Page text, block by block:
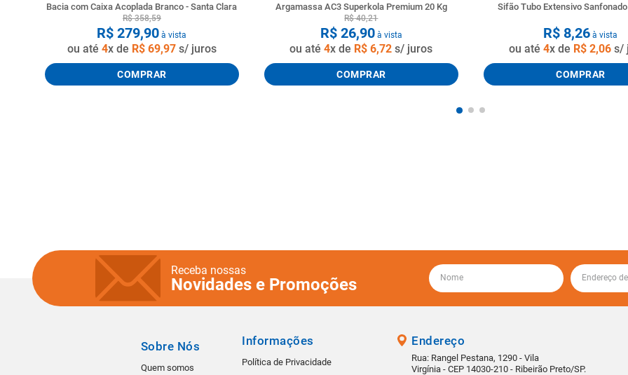
Bacia com Caixa Acoplada Branco - Santa Clara
R$ 358,59
R$ 279,90 à vista
ou até 4x de R$ 69,97s/ juros
COMPRAR
Argamassa AC3 Superkola Premium 20 Kg
R$ 40,21
R$ 26,90à vista
ou até4x de R$ 6,72 s/ juros
COMPRAR
Sifão Tubo Extensivo
R$ 8,26 à vista
ou até4x de R$ 2,06 s/
COMPRAR
Receba nossas
Novidades e Promoções
Sobre Nós
Quem somos
Informações
Política de Privacidade
Endereço
Rua: Rangel Pestana, 1290 - Vila
Virgínia - CEP 14030-210 - Ribeirão Preto/SP.